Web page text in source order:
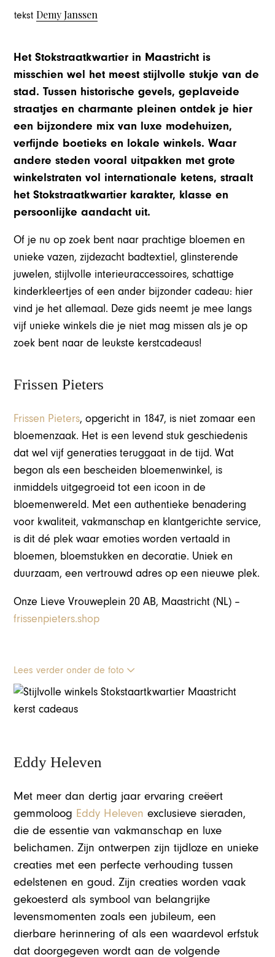
tekstDemy Janssen
Het Stokstraatkwartier in Maastricht is
misschien wel het meest stijlvolle stukje van de
stad. Tussen historische gevels, geplaveide
straatjes en charmante pleinen ontdek je hier
een bijzondere mix van luxe modehuizen,
verfijnde boetieks en lokale winkels. Waar
andere steden vooral uitpakken met grote
winkelstraten vol internationale ketens, straalt
het Stokstraatkwartier karakter, klasse en
persoonlijke aandacht uit.
Of je nu op zoek bent naar prachtige bloemen en
unieke vazen, zijdezacht badtextiel, glinsterende
juwelen, stijlvolle interieuraccessoires, schattige
kinderkleertjes of een ander bijzonder cadeau: hier
vind je het allemaal. Deze gids neemt je mee langs
vijf unieke winkels die je niet mag missen als je op
zoek bent naar de leukste kerstcadeaus!
Frissen Pieters
Frissen Pieters, opgericht in 1847, is niet zomaar een
bloemenzaak. Het is een levend stuk geschiedenis
dat wel vijf generaties teruggaat in de tijd. Wat
begon als een bescheiden bloemenwinkel, is
inmiddels uitgegroeid tot een icoon in de
bloemenwereld. Met een authentieke benadering
voor kwaliteit, vakmanschap en klantgerichte service,
is dit dé plek waar emoties worden vertaald in
bloemen, bloemstukken en decoratie. Uniek en
duurzaam, een vertrouwd adres op een nieuwe plek.
Onze Lieve Vrouweplein 20 AB, Maastricht (NL) –
frissenpieters.shop
Lees verder onder de foto
Eddy Heleven
Met meer dan dertig jaar ervaring creëert
gemmoloog Eddy Heleven exclusieve sieraden,
die de essentie van vakmanschap en luxe
belichamen. Zijn ontwerpen zijn tijdloze en unieke
creaties met een perfecte verhouding tussen
edelstenen en goud. Zijn creaties worden vaak
gekoesterd als symbool van belangrijke
levensmomenten zoals een jubileum, een
dierbare herinnering of als een waardevol erfstuk
dat doorgegeven wordt aan de volgende